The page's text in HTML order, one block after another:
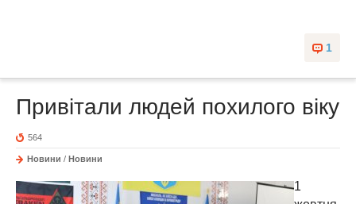
1
Привітали людей похилого віку
564
Новини / Новини
1